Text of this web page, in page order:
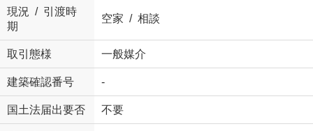
現況 / 引渡時
期
空家 / 相談
取引態様 一般媒介
建築確認番号 -
国土法届出要否 不要